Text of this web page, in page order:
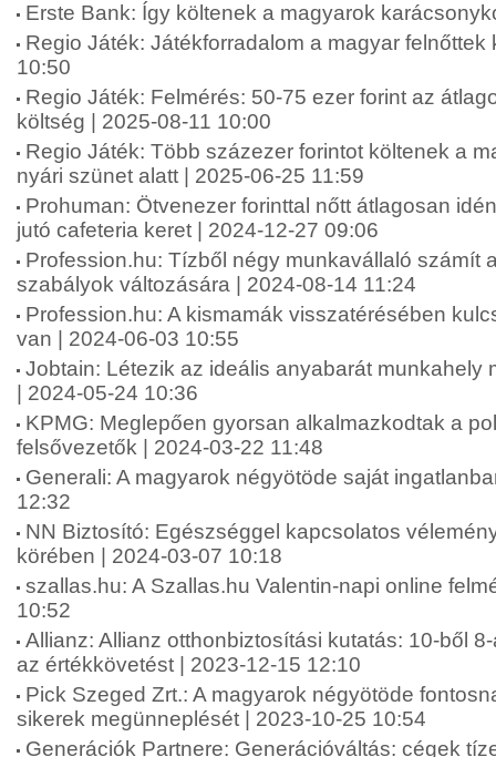
Erste Bank: Így költenek a magyarok
Regio Játék: Játékforradalom a magyar felnőttek
10:50
Regio Játék: Felmérés: 50-75 ezer forint az
költség | 2025-08-11 10:00
Regio Játék: Több százezer forintot költenek a
nyári szünet alatt | 2025-06-25 11:59
Prohuman: Ötvenezer forinttal nőtt átlagosan
jutó cafeteria keret | 2024-12-27 09:06
Profession.hu: Tízből négy munkavállaló számít
szabályok változására | 2024-08-14 11:24
Profession.hu: A kismamák visszatérésében
van | 2024-06-03 10:55
Jobtain: Létezik az ideális anyabarát munkahely
| 2024-05-24 10:36
KPMG: Meglepően gyorsan alkalmazkodtak a
felsővezetők | 2024-03-22 11:48
Generali: A magyarok négyötöde saját
12:32
NN Biztosító: Egészséggel kapcsolatos
körében | 2024-03-07 10:18
szallas.hu: A Szallas.hu Valentin-napi online
10:52
Allianz: Allianz otthonbiztosítási kutatás: 10-ből
az értékkövetést | 2023-12-15 12:10
Pick Szeged Zrt.: A magyarok négyötöde
sikerek megünneplését | 2023-10-25 10:54
Generációk Partnere: Generációváltás: cégek